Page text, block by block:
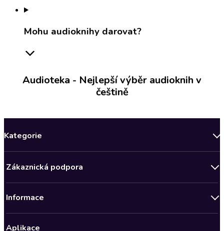
Mohu audioknihy darovat?
Audioteka - Nejlepší výběr audioknih v
češtině
Kategorie
Bestsellery měsíce
Nově v Klubu
Zákaznická podpora
Informace
Aplikace